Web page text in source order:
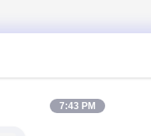
7:43 PM